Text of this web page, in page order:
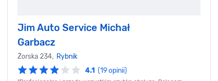
Jim Auto Service Michał
Garbacz
Żorska 234, Rybnik
4.1 (19 opinii)